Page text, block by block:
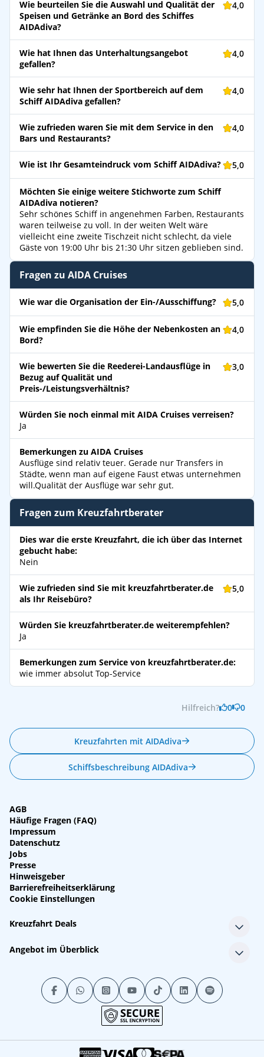
Wie beurteilen Sie die Auswahl und Qualität der
Speisen und Getränke an Bord des Schiffes
AIDAdiva?
4,0
Wie hat Ihnen das Unterhaltungsangebot
gefallen?
4,0
Wie sehr hat Ihnen der Sportbereich auf dem
Schiff AIDAdiva gefallen?
4,0
Wie zufrieden waren Sie mit dem Service in den
Bars und Restaurants?
4,0
Wie ist Ihr Gesamteindruck vom Schiff AIDAdiva? 5,0
Möchten Sie einige weitere Stichworte zum Schiff
AIDAdiva notieren?
Sehr schönes Schiff in angenehmen Farben, Restaurants
waren teilweise zu voll. In der weiten Welt wäre
vielleicht eine zweite Tischzeit nicht schlecht, da viele
Gäste von 19:00 Uhr bis 21:30 Uhr sitzen geblieben sind.
Fragen zu AIDA Cruises
Wie war die Organisation der Ein-/Ausschiffung? 5,0
Wie empfinden Sie die Höhe der Nebenkosten an
Bord?
4,0
Wie bewerten Sie die Reederei-Landausflüge in
Bezug auf Qualität und
Preis-/Leistungsverhältnis?
3,0
Würden Sie noch einmal mit AIDA Cruises verreisen?
Ja
Bemerkungen zu AIDA Cruises
Ausflüge sind relativ teuer. Gerade nur Transfers in
Städte, wenn man auf eigene Faust etwas unternehmen
will.Qualität der Ausflüge war sehr gut.
Fragen zum Kreuzfahrtberater
Dies war die erste Kreuzfahrt, die ich über das Internet
gebucht habe:
Nein
Wie zufrieden sind Sie mit kreuzfahrtberater.de
als Ihr Reisebüro?
5,0
Würden Sie kreuzfahrtberater.de weiterempfehlen?
Ja
Bemerkungen zum Service von kreuzfahrtberater.de:
wie immer absolut Top-Service
Kreuzfahrten mit AIDAdiva
Schiffsbeschreibung AIDAdiva
Hilfreich? 0 0
AGB
Häufige Fragen (FAQ)
Impressum
Datenschutz
Jobs
Presse
Hinweisgeber
Barrierefreiheitserklärung
Cookie Einstellungen
Kreuzfahrt Deals
Single-Kreuzfahrten
Kreuzfahrt mit Kindern
Minikreuzfahrten
Stornokabinen
Luxuskreuzfahrten
Angebot im Überblick
Alle Schiffe
Alle Reiseziele
Kreuzfahrtpakete